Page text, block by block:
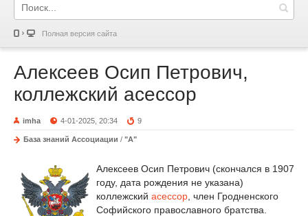
Полная версия сайта
Алексеев Осип Петрович,
коллежский асессор
imha 4-01-2025, 20:34 9
База знаний Ассоциации / "А"
Алексеев Осип Петрович (скончался в 1907
году, дата рождения не указана)
коллежский асессор член Гродненского
Софийского православного братства